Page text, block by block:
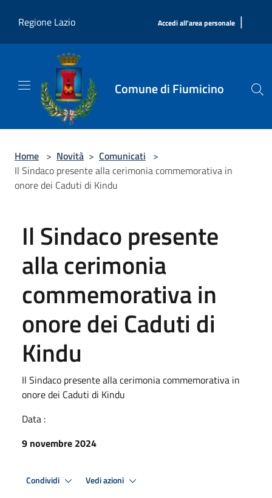
Regione Lazio
Accedi all'area personale |
Comune di Fiumicino
Home > Novità > Comunicati >
Il Sindaco presente alla cerimonia commemorativa in
onore dei Caduti di Kindu
Il Sindaco presente
alla cerimonia
commemorativa in
onore dei Caduti di
Kindu
Il Sindaco presente alla cerimonia commemorativa in
onore dei Caduti di Kindu
Data :
9 novembre 2024
Condividi Vedi azioni